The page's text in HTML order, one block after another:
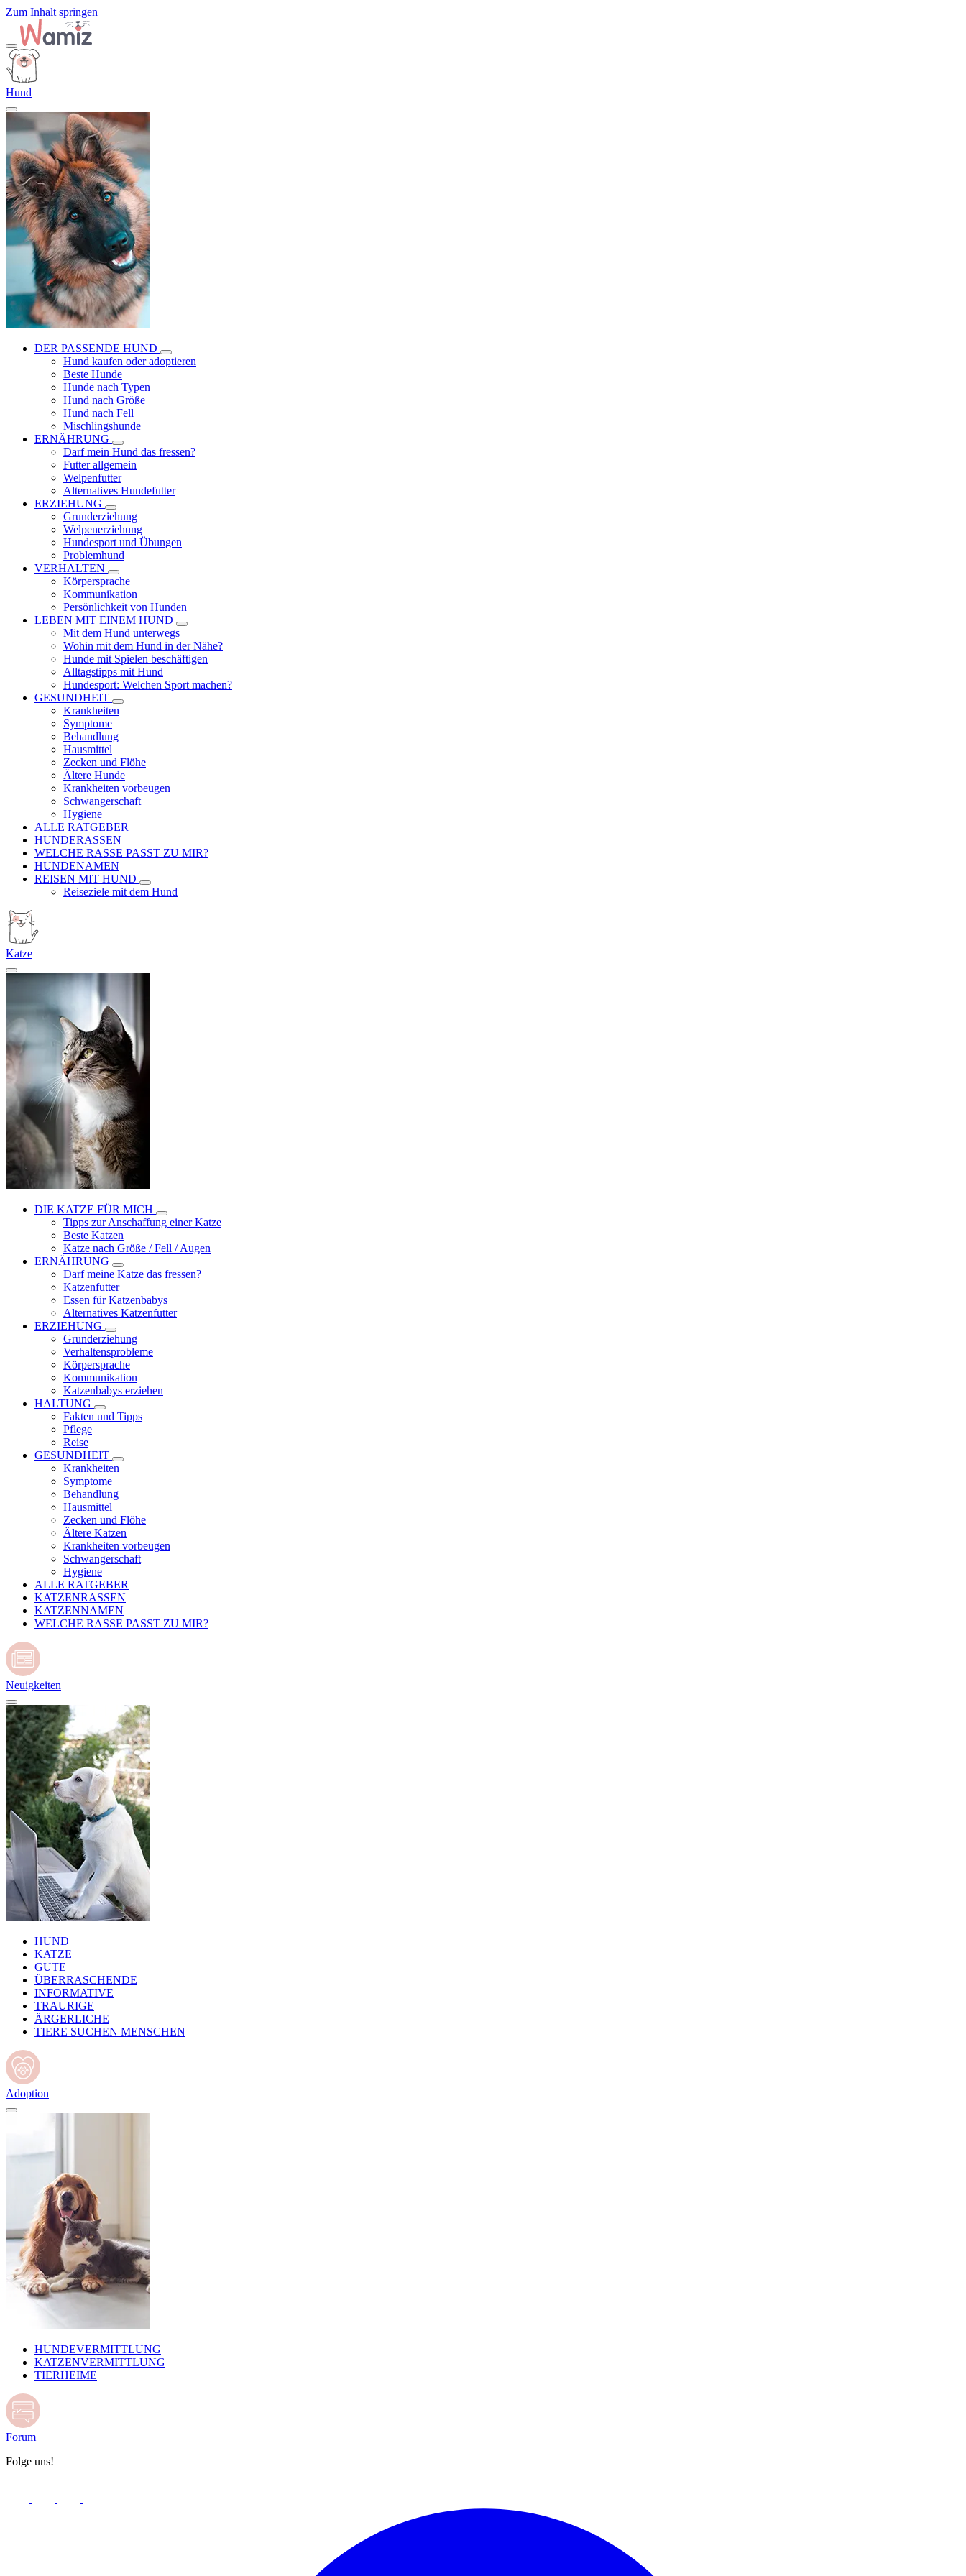
Zum Inhalt springen
Hund
DER PASSENDE HUND
Hund kaufen oder adoptieren
Beste Hunde
Hunde nach Typen
Hund nach Größe
Hund nach Fell
Mischlingshunde
ERNÄHRUNG
Darf mein Hund das fressen?
Futter allgemein
Welpenfutter
Alternatives Hundefutter
ERZIEHUNG
Grunderziehung
Welpenerziehung
Hundesport und Übungen
Problemhund
VERHALTEN
Körpersprache
Kommunikation
Persönlichkeit von Hunden
LEBEN MIT EINEM HUND
Mit dem Hund unterwegs
Wohin mit dem Hund in der Nähe?
Hunde mit Spielen beschäftigen
Alltagstipps mit Hund
Hundesport: Welchen Sport machen?
GESUNDHEIT
Krankheiten
Symptome
Behandlung
Hausmittel
Zecken und Flöhe
Ältere Hunde
Krankheiten vorbeugen
Schwangerschaft
Hygiene
ALLE RATGEBER
HUNDERASSEN
WELCHE RASSE PASST ZU MIR?
HUNDENAMEN
REISEN MIT HUND
Reiseziele mit dem Hund
Katze
DIE KATZE FÜR MICH
Tipps zur Anschaffung einer Katze
Beste Katzen
Katze nach Größe / Fell / Augen
ERNÄHRUNG
Darf meine Katze das fressen?
Katzenfutter
Essen für Katzenbabys
Alternatives Katzenfutter
ERZIEHUNG
Grunderziehung
Verhaltensprobleme
Körpersprache
Kommunikation
Katzenbabys erziehen
HALTUNG
Fakten und Tipps
Pflege
Reise
GESUNDHEIT
Krankheiten
Symptome
Behandlung
Hausmittel
Zecken und Flöhe
Ältere Katzen
Krankheiten vorbeugen
Schwangerschaft
Hygiene
ALLE RATGEBER
KATZENRASSEN
KATZENNAMEN
WELCHE RASSE PASST ZU MIR?
Neuigkeiten
HUND
KATZE
GUTE
ÜBERRASCHENDE
INFORMATIVE
TRAURIGE
ÄRGERLICHE
TIERE SUCHEN MENSCHEN
Adoption
HUNDEVERMITTLUNG
KATZENVERMITTLUNG
TIERHEIME
Forum
Folge uns!